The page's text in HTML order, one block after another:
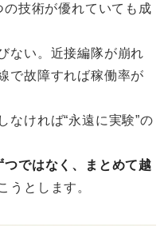
技術が優れていても成
ない。近接編隊が崩れ
で故障すれば稼働率が
なければ“永遠に実験”の
つではなく、まとめて越
うとします。